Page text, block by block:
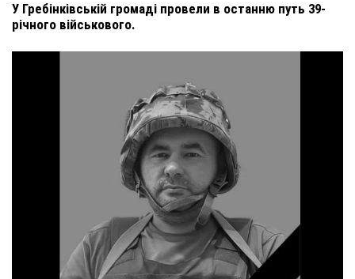
У Гребінківській громаді провели в останню путь 39-
річного військового.